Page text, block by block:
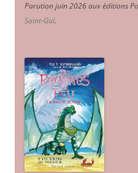
Parution juin 2026 aux éditions
Saint-Gal.